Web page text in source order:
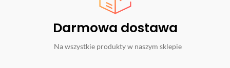
Darmowa dostawa
Na wszystkie produkty w naszym sklepie